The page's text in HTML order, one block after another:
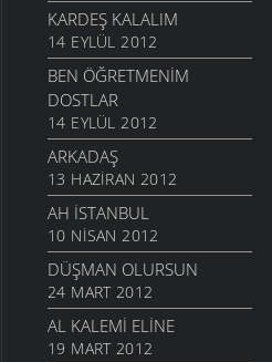
KARDEŞ KALALIM
14 EYLÜL 2012
BEN ÖĞRETMENIM
DOSTLAR
14 EYLÜL 2012
ARKADAŞ
13 HAZIRAN 2012
AH İSTANBUL
10 NISAN 2012
DÜŞMAN OLURSUN
24 MART 2012
AL KALEMI ELINE
19 MART 2012